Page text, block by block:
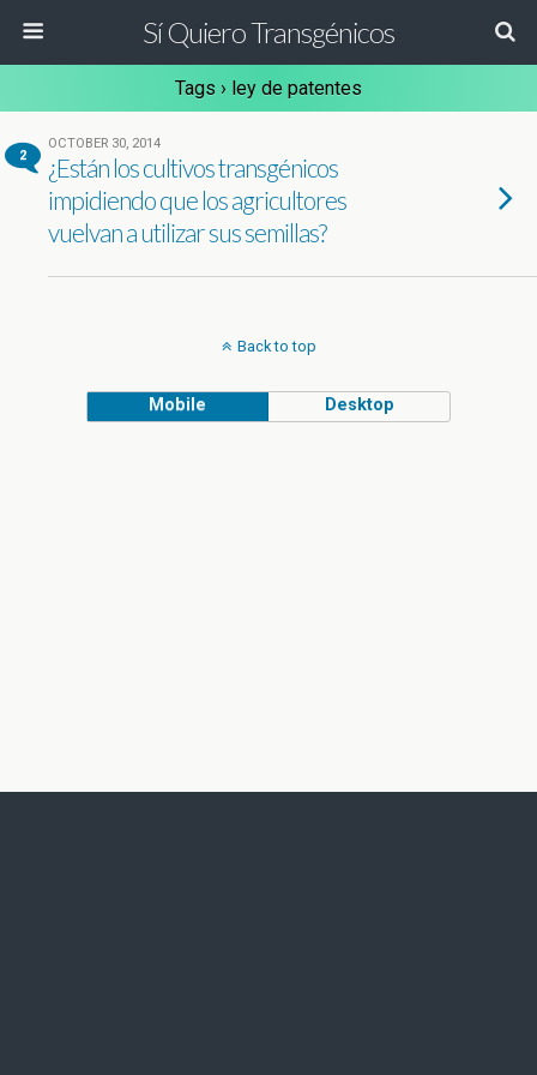
Sí Quiero Transgénicos
Tags › ley de patentes
2
OCTOBER 30, 2014
¿Están los cultivos transgénicos
impidiendo que los agricultores
vuelvan a utilizar sus semillas?
Back to top
Mobile Desktop